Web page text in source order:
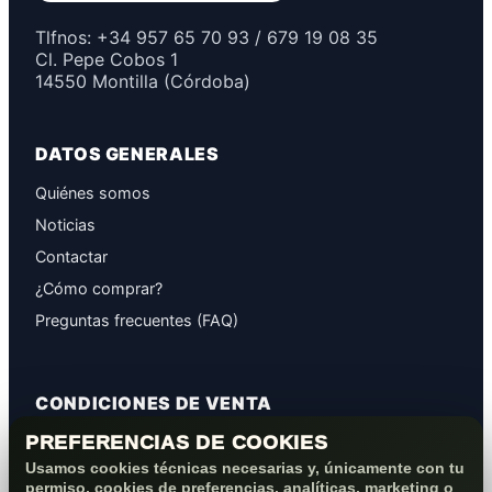
PREFERENCIAS DE COOKIES
Usamos cookies técnicas necesarias y, únicamente con tu
permiso, cookies de preferencias, analíticas, marketing o
Tlfnos: +34 957 65 70 93 / 679 19 08 35
Cl. Pepe Cobos 1
14550 Montilla (Córdoba)
DATOS GENERALES
Quiénes somos
Noticias
Contactar
¿Cómo comprar?
Preguntas frecuentes (FAQ)
CONDICIONES DE VENTA
GARANTÍAS
PROTECCIÓN DE DATOS